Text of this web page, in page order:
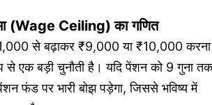
(Wage Ceiling) का गणित
से बढ़ाकर ₹9,000 या ₹10,000 करना
से एक बड़ी चुनौती है। यदि पेंशन को 9 गुना तक
फंड पर भारी बोझ पड़ेगा, जिससे भविष्य में